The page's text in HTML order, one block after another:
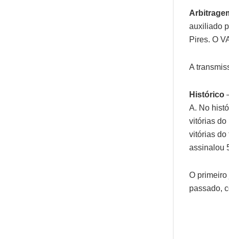
auxiliado
Pires. O
A
Histórico
A. No
vitórias do
vitórias do
assinalou
O primeiro
passado,